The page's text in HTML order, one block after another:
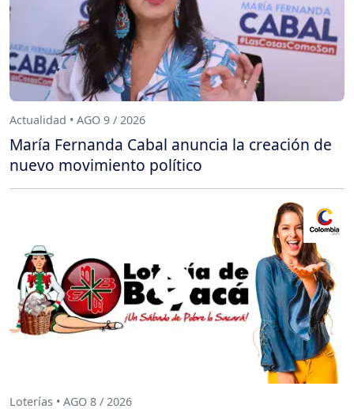
Actualidad • AGO 9 / 2026
María Fernanda Cabal anuncia la creación de
nuevo movimiento político
Loterías • AGO 8 / 2026